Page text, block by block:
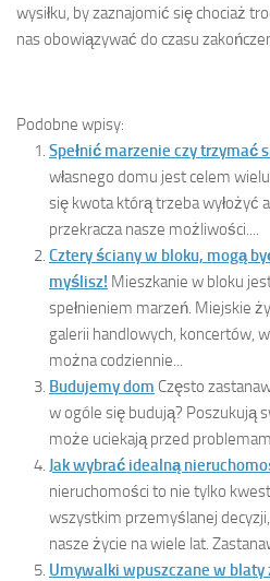
wysiłku, by zaznajomić się chociaż
nas obowiązywać do czasu
Podobne wpisy:
Spełnić marzenie czy trzymać
własnego domu jest celem
się kwota którą trzeba wyłożyć
przekracza nasze możliwości....
Cztery ściany w bloku, mogą
myślisz! Mieszkanie w bloku
spełnieniem marzeń. Miejskie
galerii handlowych, koncertów,
można codziennie...
Budujemy dom Często
w ogóle się budują? Poszukują
może uciekają przed
Jak wybrać idealną
nieruchomości to nie tylko
wszystkim przemyślanej
nasze życie na wiele lat.
Umywalki wpuszczane w blaty